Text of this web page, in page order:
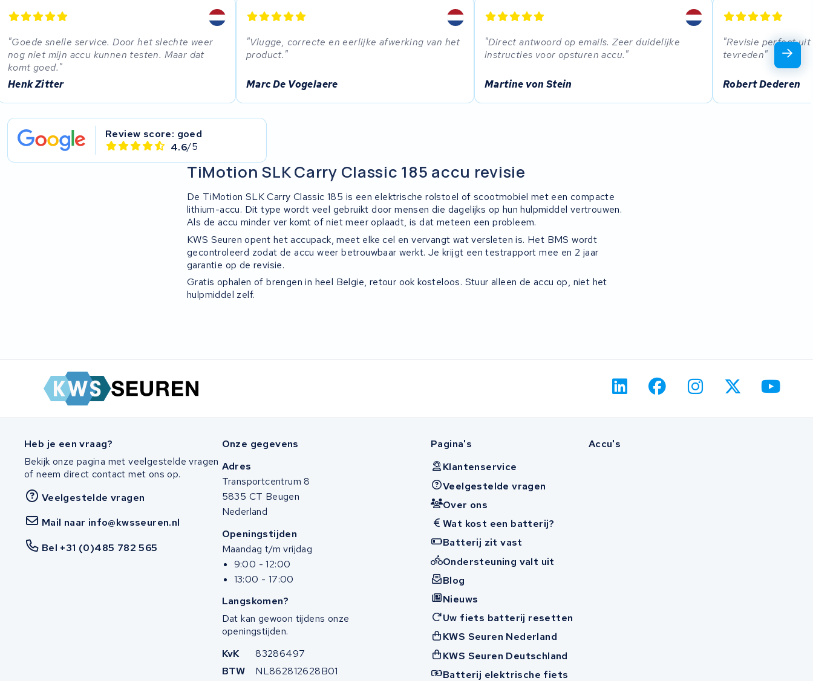
Goede snelle service. Door het slechte weer
nog niet mijn accu kunnen testen. Maar dat
komt goed.
Henk Zitter
Vlugge, correcte en eerlijke afwerking van het
product.
Marc De Vogelaere
Direct antwoord op emails. Zeer duidelijke
instructies voor opsturen accu.
Martine von Stein
Revisie perfect
tevreden
Robert Dederen
Review score: goed
4.6/5
TiMotion SLK Carry Classic 185 accu revisie
De TiMotion SLK Carry Classic 185 is een elektrische rolstoel of scootmobiel met een compacte
lithium-accu. Dit type wordt veel gebruikt door mensen die dagelijks op hun hulpmiddel vertrouwen.
Als de accu minder ver komt of niet meer oplaadt, is dat meteen een probleem.
KWS Seuren opent het accupack, meet elke cel en vervangt wat versleten is. Het BMS wordt
gecontroleerd zodat de accu weer betrouwbaar werkt. Je krijgt een testrapport mee en 2 jaar
garantie op de revisie.
Gratis ophalen of brengen in heel Belgie, retour ook kosteloos. Stuur alleen de accu op, niet het
hulpmiddel zelf.
Heb je een vraag?
Bekijk onze pagina met veelgestelde vragen
of neem direct contact met ons op.
Veelgestelde vragen
Mail naar info@kwsseuren.nl
Bel +31 (0)485 782 565
Onze gegevens
Adres
Transportcentrum 8
5835 CT Beugen
Nederland
Openingstijden
Maandag t/m vrijdag
9:00 - 12:00
13:00 - 17:00
Langskomen?
Dat kan gewoon tijdens onze
openingstijden.
KvK
83286497
BTW
NL862812628B01
Pagina's
Klantenservice
Veelgestelde vragen
Over ons
Wat kost een batterij?
Batterij zit vast
Ondersteuning valt uit
Blog
Nieuws
Uw fiets batterij resetten
KWS Seuren Nederland
KWS Seuren Deutschland
Batterij elektrische fiets
Accu's